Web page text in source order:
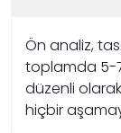
Ön analiz,
toplamda 5-7
düzenli
hiçbir